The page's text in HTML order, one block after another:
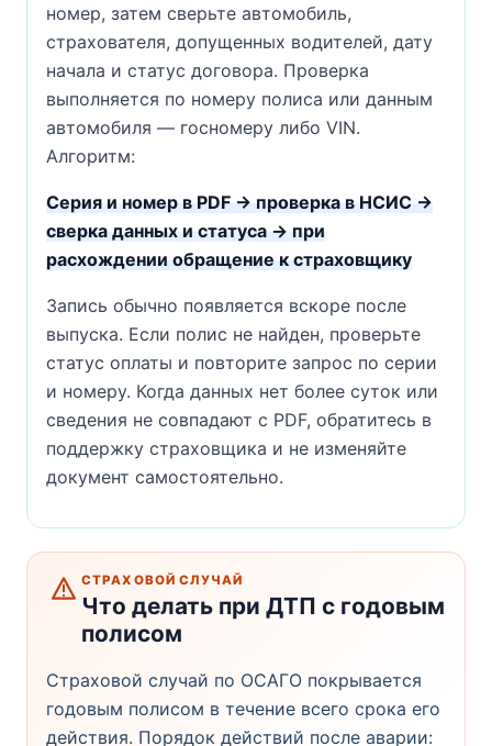
номер, затем сверьте автомобиль,
страхователя, допущенных водителей, дату
начала и статус договора. Проверка
выполняется по номеру полиса или данным
автомобиля — госномеру либо VIN.
Алгоритм:
Серия и номер в PDF → проверка в НСИС →
сверка данных и статуса → при
расхождении обращение к страховщику
Запись обычно появляется вскоре после
выпуска. Если полис не найден, проверьте
статус оплаты и повторите запрос по серии
и номеру. Когда данных нет более суток или
сведения не совпадают с PDF, обратитесь в
поддержку страховщика и не изменяйте
документ самостоятельно.
СТРАХОВОЙ СЛУЧАЙ
Что делать при ДТП с годовым
полисом
Страховой случай по ОСАГО покрывается
годовым полисом в течение всего срока его
действия. Порядок действий после аварии: